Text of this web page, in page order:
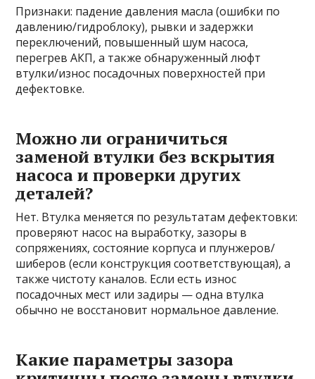
Признаки: падение давления масла (ошибки по
давлению/гидроблоку), рывки и задержки
переключений, повышенный шум насоса,
перегрев АКП, а также обнаруженный люфт
втулки/износ посадочных поверхностей при
дефектовке.
Можно ли ограничиться
заменой втулки без вскрытия
насоса и проверки других
деталей?
Нет. Втулка меняется по результатам дефектовки:
проверяют насос на выработку, зазоры в
сопряжениях, состояние корпуса и плунжеров/
шиберов (если конструкция соответствующая), а
также чистоту каналов. Если есть износ
посадочных мест или задиры — одна втулка
обычно не восстановит нормальное давление.
Какие параметры зазора